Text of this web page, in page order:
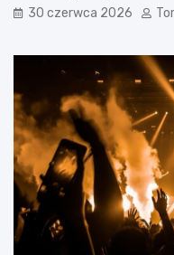
30 czerwca 2026